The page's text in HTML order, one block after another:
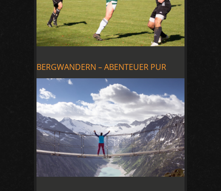
BERGWANDERN – ABENTEUER PUR